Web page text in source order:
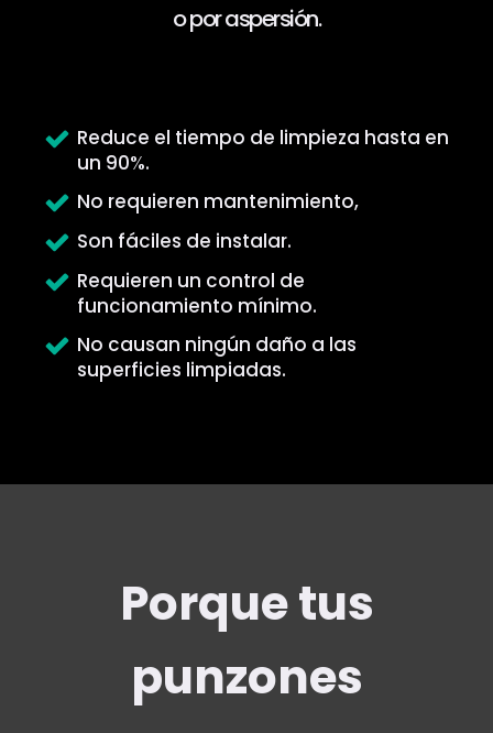
o por aspersión.
Reduce el tiempo de limpieza hasta en
un 90%.
No requieren mantenimiento,
Son fáciles de instalar.
Requieren un control de
funcionamiento mínimo.
No causan ningún daño a las
superficies limpiadas.
Porque tus
punzones